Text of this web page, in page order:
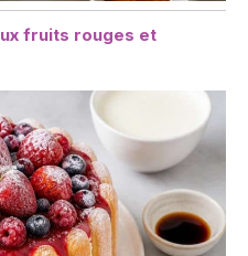
fruits rouges et